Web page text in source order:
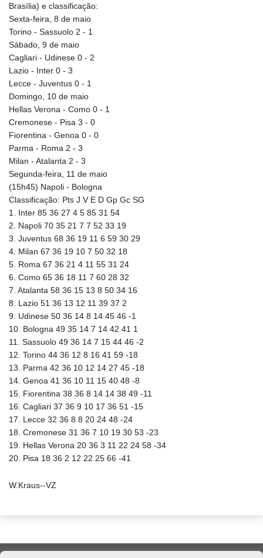
Brasília) e classificação:
Sexta-feira, 8 de maio
Torino - Sassuolo 2 - 1
Sábado, 9 de maio
Cagliari - Udinese 0 - 2
Lazio - Inter 0 - 3
Lecce - Juventus 0 - 1
Domingo, 10 de maio
Hellas Verona - Como 0 - 1
Cremonese - Pisa 3 - 0
Fiorentina - Genoa 0 - 0
Parma - Roma 2 - 3
Milan - Atalanta 2 - 3
Segunda-feira, 11 de maio
(15h45) Napoli - Bologna
Classificação: Pts J V E D Gp Gc SG
1. Inter 85 36 27 4 5 85 31 54
2. Napoli 70 35 21 7 7 52 33 19
3. Juventus 68 36 19 11 6 59 30 29
4. Milan 67 36 19 10 7 50 32 18
5. Roma 67 36 21 4 11 55 31 24
6. Como 65 36 18 11 7 60 28 32
7. Atalanta 58 36 15 13 8 50 34 16
8. Lazio 51 36 13 12 11 39 37 2
9. Udinese 50 36 14 8 14 45 46 -1
10. Bologna 49 35 14 7 14 42 41 1
11. Sassuolo 49 36 14 7 15 44 46 -2
12. Torino 44 36 12 8 16 41 59 -18
13. Parma 42 36 10 12 14 27 45 -18
14. Genoa 41 36 10 11 15 40 48 -8
15. Fiorentina 38 36 8 14 14 38 49 -11
16. Cagliari 37 36 9 10 17 36 51 -15
17. Lecce 32 36 8 8 20 24 48 -24
18. Cremonese 31 36 7 10 19 30 53 -23
19. Hellas Verona 20 36 3 11 22 24 58 -34
20. Pisa 18 36 2 12 22 25 66 -41
W.Kraus--VZ